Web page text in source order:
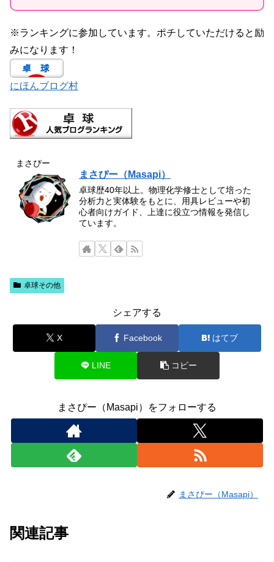
※ランキングに参加しています。ポチしていただけると励
みになります！
にほんブログ村
まさぴー
まさぴー（Masapi）
卓球歴40年以上。物理化学修士として培った
分析力と実体験をもとに、用具レビューや初
心者向けガイド、上達に役立つ情報を発信し
ています。
卓球その他
シェアする
X Facebook はてブ
LINE コピー
まさぴー（Masapi）をフォローする
まさぴー（Masapi）
関連記事